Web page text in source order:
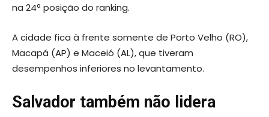
na 24ª posição do ranking.
A cidade fica à frente somente de Porto Velho (RO),
Macapá (AP) e Maceió (AL), que tiveram
desempenhos inferiores no levantamento.
Salvador também não lidera